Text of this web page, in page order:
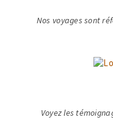
Nos voyages sont
Voyez les